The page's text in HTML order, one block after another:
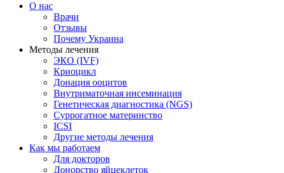
О нас
Врачи
Отзывы
Почему Украина
Методы лечения
ЭКО (IVF)
Криоцикл
Донация ооцитов
Внутриматочная инсеминация
Генетическая диагностика (NGS)
Суррогатное материнство
ICSI
Другие методы лечения
Как мы работаем
Для докторов
Донорство яйцеклеток